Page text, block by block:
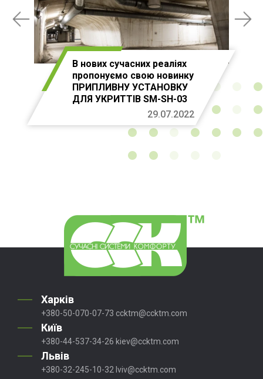
В нових сучасних реаліях
пропонуємо свою новинку
ПРИПЛИВНУ УСТАНОВКУ
ДЛЯ УКРИТТІВ SM-SH-03
29.07.2022
Харків
+380-50-070-07-73 ccktm@ccktm.com
Київ
+380-44-537-34-26 kiev@ccktm.com
Львів
+380-32-245-10-32 lviv@ccktm.com